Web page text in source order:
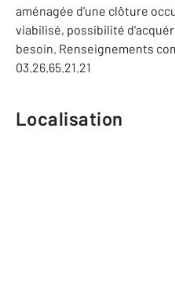
aménagée d'une clôture
viabilisé, possibilité
besoin. Renseignements
03.26.65.21.21
Localisation